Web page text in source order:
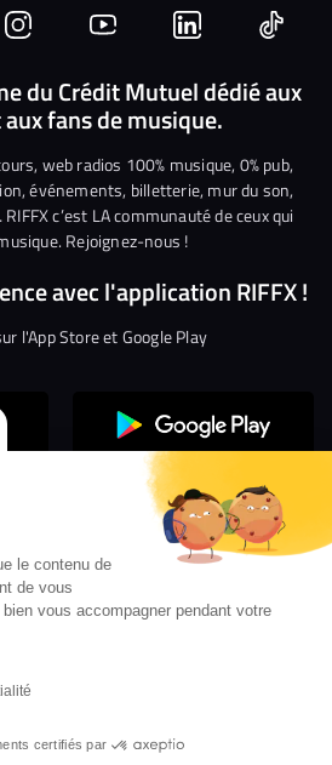
le contenu de
de vous
vous accompagner pendant votre
certifiés par
Nous
rejoindre
sur
Instagram
Nous
rejoindre
sur
YouTube
Nous
rejoindre
sur
Linkedin
Nous
du Crédit Mutuel dédié aux
fans de musique.
web radios 100% musique, 0% pub,
événements, billetterie, mur du son,
c’est LA communauté de ceux qui
Rejoignez-nous !
avec l'application RIFFX !
l'App Store et Google Play
Gestion des cookies
d’utilisation
Mentions légales
de la révé